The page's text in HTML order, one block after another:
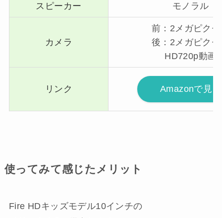
スピーカー モノラル
カメラ
前：2メガピク
後：2メガピク
HD720p動画
リンク Amazonで見る
使ってみて感じたメリット
Fire HDキッズモデル10インチの